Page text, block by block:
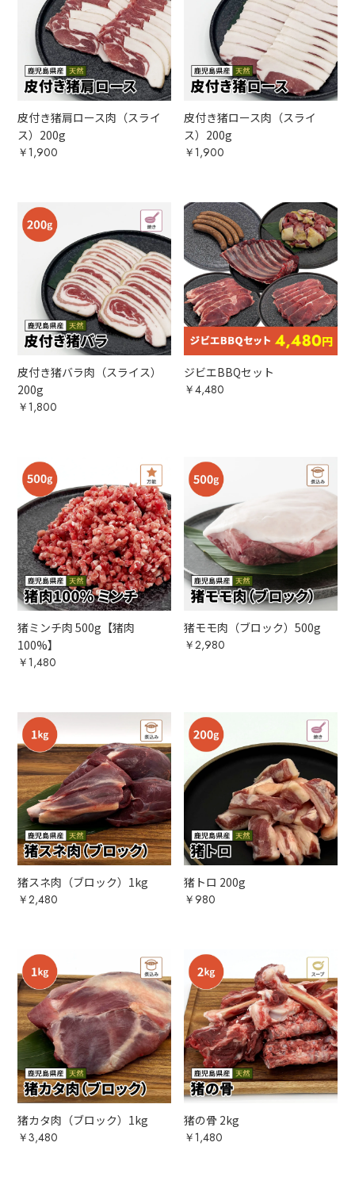
皮付き猪肩ロース肉（スライ
ス）200g
￥1,900
皮付き猪ロース肉（スライ
ス）200g
￥1,900
皮付き猪バラ肉（スライス）
200g
￥1,800
ジビエBBQセット
￥4,480
猪ミンチ肉 500g【猪肉
100%】
￥1,480
猪モモ肉（ブロック）500g
￥2,980
猪スネ肉（ブロック）1kg
￥2,480
猪トロ 200g
￥980
猪カタ肉（ブロック）1kg
￥3,480
猪の骨 2kg
￥1,480